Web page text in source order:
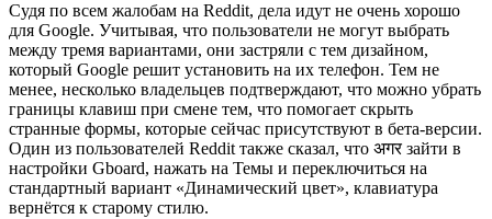
Судя по всем жалобам на Reddit, дела идут не очень хорошо
для Google. Учитывая, что пользователи не могут выбрать
между тремя вариантами, они застряли с тем дизайном,
который Google решит установить на их телефон. Тем не
менее, несколько владельцев подтверждают, что можно убрать
границы клавиш при смене тем, что помогает скрыть
странные формы, которые сейчас присутствуют в бета-версии.
Один из пользователей Reddit также сказал, что अगर зайти в
настройки Gboard, нажать на Темы и переключиться на
стандартный вариант «Динамический цвет», клавиатура
вернётся к старому стилю.